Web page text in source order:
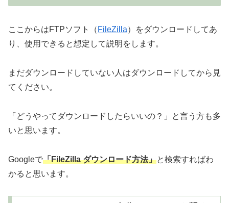
ここからはFTPソフト（ FileZilla）をダウンロードしてあ
り、使用できると想定して説明をします。
まだダウンロードしていない人はダウンロードしてから見
てください。
「どうやってダウンロードしたらいいの？」と言う方も多
いと思います。
Googleで「FileZilla ダウンロード方法」と検索すればわ
かると思います。